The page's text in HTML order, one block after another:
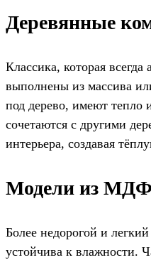
Деревянные
Классика, которая
выполнены из массива
под дерево, имеют
сочетаются с другими
интерьера, создавая
Модели из МДФ
Более недорогой и
устойчива к влажности.